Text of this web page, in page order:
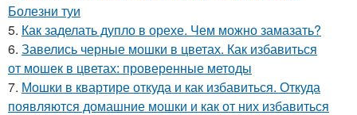
Болезни туи
5. Как заделать дупло в орехе. Чем можно замазать?
6. Завелись черные мошки в цветах. Как избавиться
от мошек в цветах: проверенные методы
7. Мошки в квартире откуда и как избавиться. Откуда
появляются домашние мошки и как от них избавиться